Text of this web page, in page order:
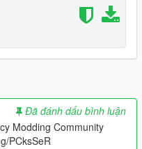
patchday18ng/dlc.
Đã đánh dấu bình luận
Modding Community
PCksSeR